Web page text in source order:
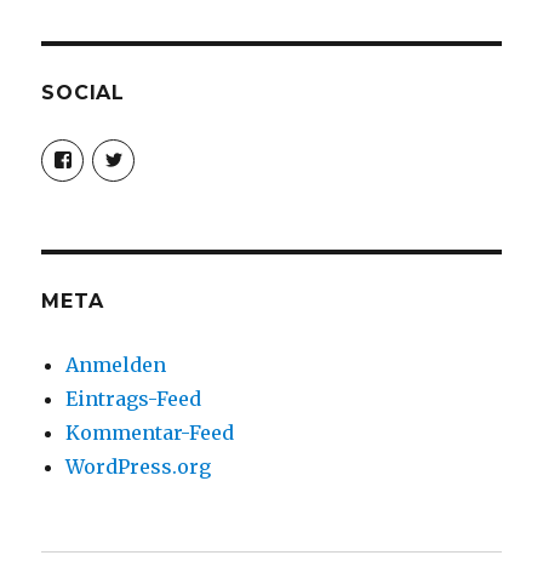
SOCIAL
Profil
von
christoph.fleischer1
anzeigen
Profil
von
anzeigen
META
Anmelden
Eintrags-Feed
Kommentar-Feed
WordPress.org